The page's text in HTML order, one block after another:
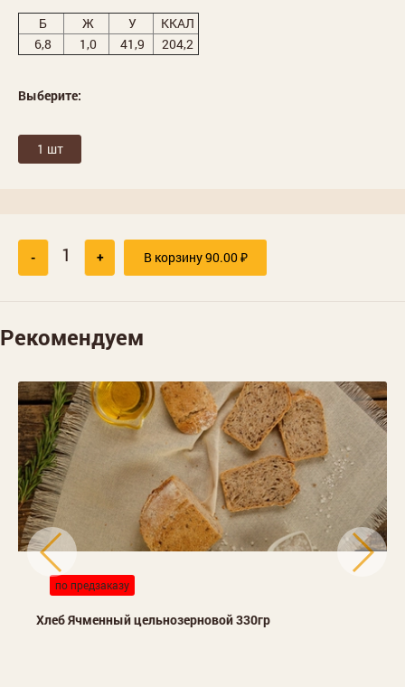
Б
Ж У
ККАЛ
6,8
1,0 41,9 204,2
Выберите:
1 шт
- + В корзину90.00₽
Рекомендуем
по предзаказу
Хлеб Ячменный цельнозерновой 330гр